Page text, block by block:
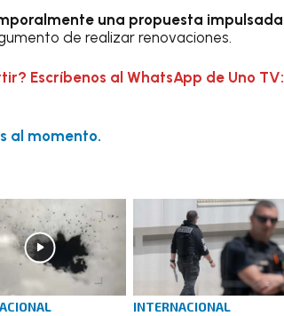
una propuesta impulsada
de realizar renovaciones.
Escríbenos al WhatsApp de Uno TV:
al momento.
INTERNACIONAL